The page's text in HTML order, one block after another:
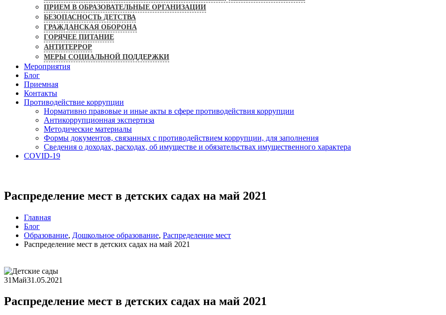
ПРИЕМ В ОБРАЗОВАТЕЛЬНЫЕ ОРГАНИЗАЦИИ
БЕЗОПАСНОСТЬ ДЕТСТВА
ГРАЖДАНСКАЯ ОБОРОНА
ГОРЯЧЕЕ ПИТАНИЕ
АНТИТЕРРОР
МЕРЫ СОЦИАЛЬНОЙ ПОДДЕРЖКИ
Мероприятия
Блог
Приемная
Контакты
Противодействие коррупции
Нормативно правовые и иные акты в сфере противодействия коррупции
Антикоррупционная экспертиза
Методические материалы
Формы документов, связанных с противодействием коррупции, для заполнения
Сведения о доходах, расходах, об имуществе и обязательствах имущественного характера
COVID-19
Распределение мест в детских садах на май 2021
Главная
Блог
Образование, Дошкольное образование, Распределение мест
Распределение мест в детских садах на май 2021
31Май31.05.2021
Распределение мест в детских садах на май 2021